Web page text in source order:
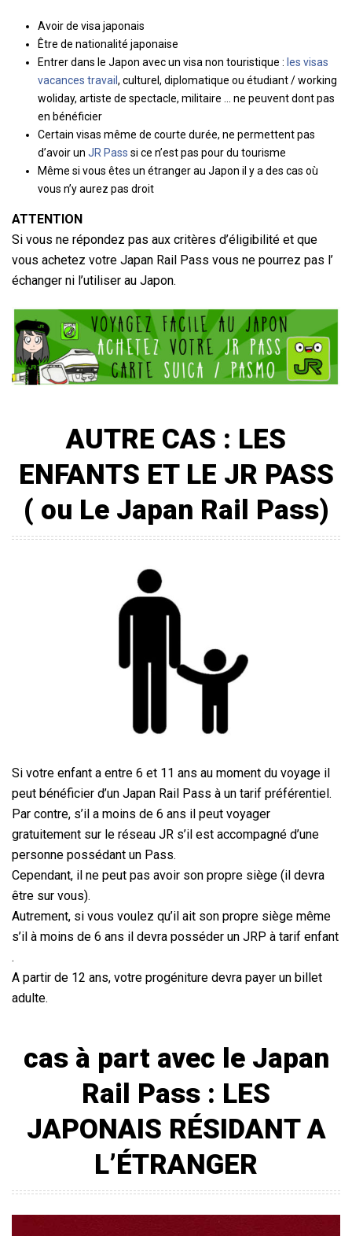
Avoir de visa japonais
Être de nationalité japonaise
Entrer dans le Japon avec un visa non touristique : les visas
vacances travail , culturel, diplomatique ou étudiant / working
woliday, artiste de spectacle, militaire … ne peuvent dont pas
en bénéficier
Certain visas même de courte durée, ne permettent pas
d’avoir un JR Pass si ce n’est pas pour du tourisme
Même si vous êtes un étranger au Japon il y a des cas où
vous n’y aurez pas droit
ATTENTION
Si vous ne répondez pas aux critères d’éligibilité et que
vous achetez votre Japan Rail Pass vous ne pourrez pas l’
échanger ni l’utiliser au Japon.
AUTRE CAS : LES
ENFANTS ET LE JR PASS
( ou Le Japan Rail Pass)
Si votre enfant a entre 6 et 11 ans au moment du voyage il
peut bénéficier d’un Japan Rail Pass à un tarif préférentiel.
Par contre, s’il a moins de 6 ans il peut voyager
gratuitement sur le réseau JR s’il est accompagné d’une
personne possédant un Pass.
Cependant, il ne peut pas avoir son propre siège (il devra
être sur vous).
Autrement, si vous voulez qu’il ait son propre siège même
s’il à moins de 6 ans il devra posséder un JRP à tarif enfant
.
A partir de 12 ans, votre progéniture devra payer un billet
adulte.
cas à part avec le Japan
Rail Pass : LES
JAPONAIS RÉSIDANT A
L’ÉTRANGER